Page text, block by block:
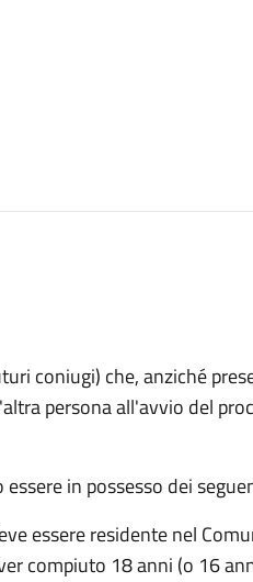
coniugi) che, anziché
persona all'avvio del
in possesso dei
essere residente nel
compiuto 18 anni (o 16